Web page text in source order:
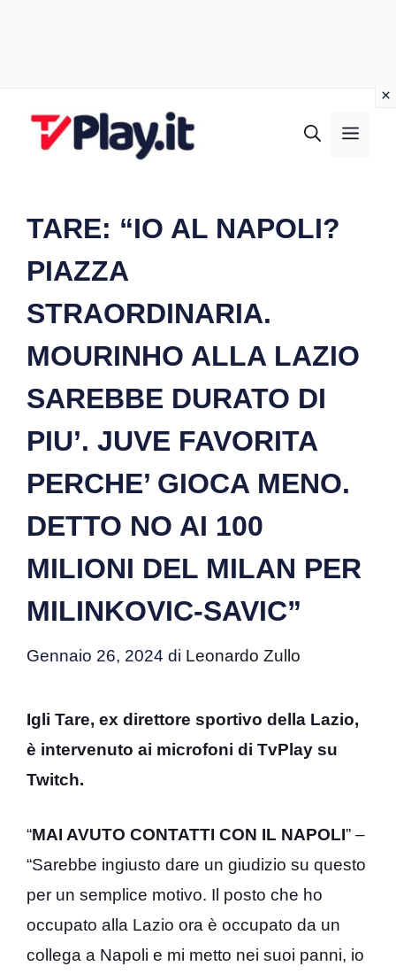
TARE: “IO AL NAPOLI?
PIAZZA
STRAORDINARIA.
MOURINHO ALLA LAZIO
SAREBBE DURATO DI
PIU’. JUVE FAVORITA
PERCHE’ GIOCA MENO.
DETTO NO AI 100
MILIONI DEL MILAN PER
MILINKOVIC-SAVIC”
Gennaio 26, 2024 di Leonardo Zullo
Igli Tare, ex direttore sportivo della Lazio,
è intervenuto ai microfoni di TvPlay su
Twitch.
“MAI AVUTO CONTATTI CON IL NAPOLI” –
“Sarebbe ingiusto dare un giudizio su questo
per un semplice motivo. Il posto che ho
occupato alla Lazio ora è occupato da un
collega a Napoli e mi metto nei suoi panni, io